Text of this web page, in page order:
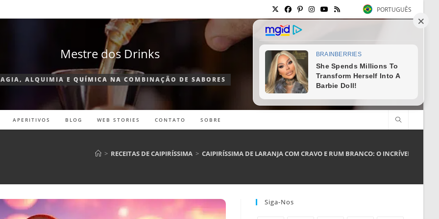
PORTUGUÊS
Mestre dos Drinks
ALQUIMIA E QUÍMICA NA COMBINAÇÃO DE SABORES
APERITIVOS BLOG WEB STORIES CONTATO SOBRE
> RECEITAS DE CAIPIRÍSSIMA > CAIPIRÍSSIMA DE LARANJA COM CRAVO E RUM BRANCO: O INCRÍVEL SABOR
Siga-Nos